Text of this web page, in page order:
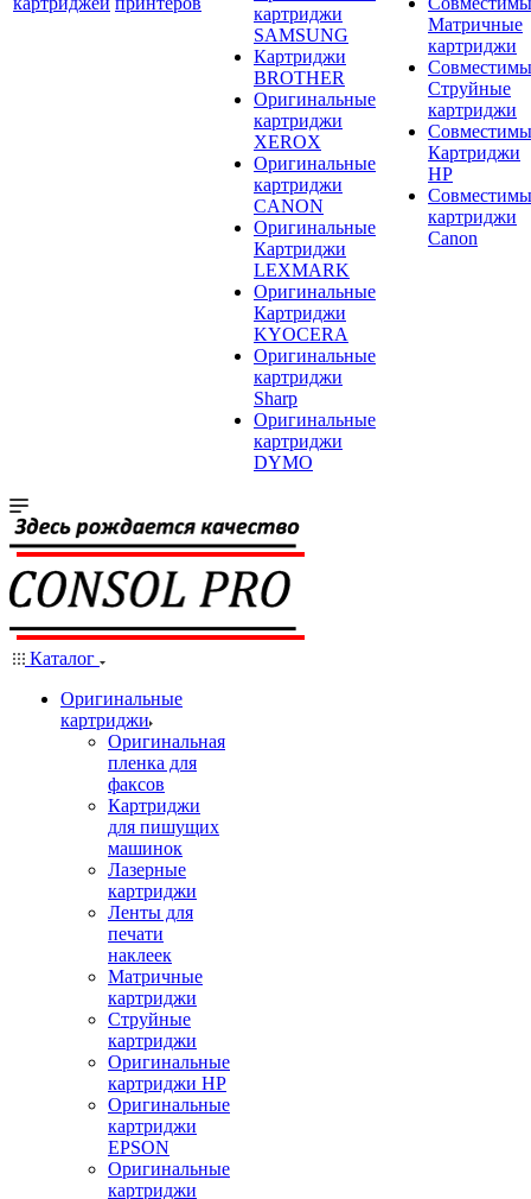
картриджи
SAMSUNG
Картриджи
BROTHER
Оригинальные
картриджи
XEROX
Оригинальные
картриджи
CANON
Оригинальные
Картриджи
LEXMARK
Оригинальные
Картриджи
KYOCERA
Оригинальные
картриджи
Sharp
Оригинальные
картриджи
DYMO
Матричные
картриджи
Струйные
картриджи
Картриджи
HP
картриджи
Canon
Каталог
Оригинальные
картриджи
Оригинальная
пленка для
факсов
Картриджи
для пишущих
машинок
Лазерные
картриджи
Ленты для
печати
наклеек
Матричные
картриджи
Струйные
картриджи
Оригинальные
картриджи HP
Оригинальные
картриджи
EPSON
Оригинальные
картриджи